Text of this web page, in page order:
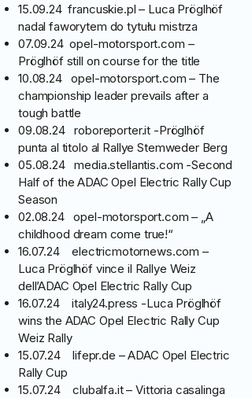
15.09.24 francuskie.pl – Luca Pröglhöf
nadal faworytem do tytułu mistrza
07.09.24 opel-motorsport.com –
Pröglhöf still on course for the title
10.08.24 opel-motorsport.com – The
championship leader prevails after a
tough battle
09.08.24 roboreporter.it -Pröglhöf
punta al titolo al Rallye Stemweder Berg
05.08.24 media.stellantis.com -Second
Half of the ADAC Opel Electric Rally Cup
Season
02.08.24 opel-motorsport.com – „A
childhood dream come true!“
16.07.24 electricmotornews.com –
Luca Pröglhöf vince il Rallye Weiz
dell’ADAC Opel Electric Rally Cup
16.07.24 italy24.press -Luca Pröglhöf
wins the ADAC Opel Electric Rally Cup
Weiz Rally
15.07.24 lifepr.de – ADAC Opel Electric
Rally Cup
15.07.24 clubalfa.it – Vittoria casalinga